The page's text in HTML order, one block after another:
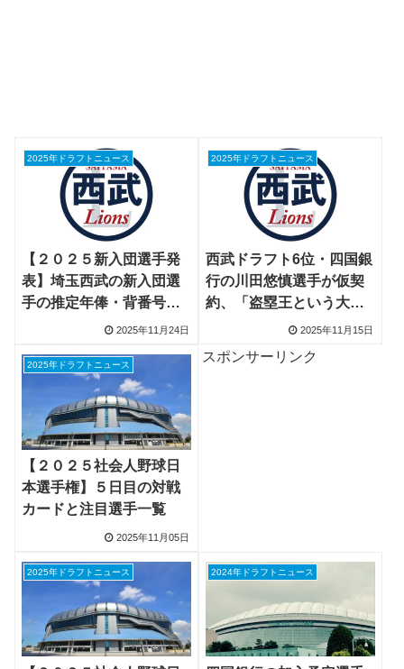
2025年ドラフトニュース
【２０２５新入団選手発
表】埼玉西武の新入団選
手の推定年俸・背番号と
2025年11月24日
2025年ドラフトニュース
西武ドラフト6位・四国銀
行の川田悠慎選手が仮契
約、「盗塁王という大き
な目標に向かって挑戦」
2025年11月15日
2025年ドラフトニュース
【２０２５社会人野球日
本選手権】５日目の対戦
カードと注目選手一覧
2025年11月05日
スポンサーリンク
2025年ドラフトニュース 2024年ドラフトニュース